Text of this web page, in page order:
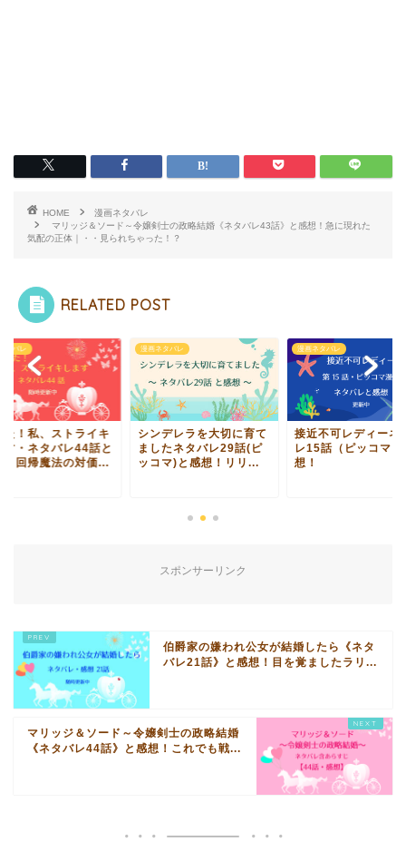
HOME
漫画ネタバレ
マリッジ＆ソード～令嬢剣士の政略結婚《ネタバレ43話》と感想！急に現れた
気配の正体｜・・見られちゃった！？
RELATED POST
タバレ
た！私、ストライキ
す・ネタバレ44話と
！回帰魔法の対価...
漫画ネタバレ
シンデレラを大切に育て
ましたネタバレ29話(ピ
ッコマ)と感想！リリ...
漫画ネタバレ
接近不可レディーネ
レ15話（ピッコマ）
想！
スポンサーリンク
伯爵家の嫌われ公女が結婚したら《ネタ
バレ21話》と感想！目を覚ましたラリ...
マリッジ＆ソード～令嬢剣士の政略結婚
《ネタバレ44話》と感想！これでも戦...